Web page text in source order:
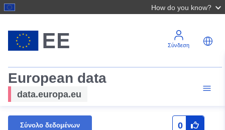
How do you know?
Σύνδεση
European data
data.europa.eu
Σύνολο δεδομένων 0